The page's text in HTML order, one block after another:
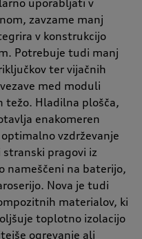
uporabljati v
zavzame manj
v konstrukcijo
Potrebuje tudi manj
ter vijačnih
med moduli
težo. Hladilna plošča,
enakomeren
vzdrževanje
pragovi iz
nameščeni na baterijo,
Nova je tudi
materialov, ki
toplotno izolacijo
ogrevanje ali